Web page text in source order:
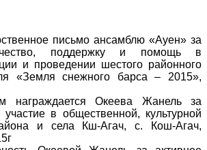
письмо ансамблю «Ауен» за
поддержку и помощь в
и проведении шестого районного
«Земля снежного барса – 2015»,
награждается Океева Жанель за
участие в общественной, культурной
и села Кш-Агач, с. Кош-Агач,